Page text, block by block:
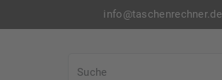
info@taschenrechner.de
Suche